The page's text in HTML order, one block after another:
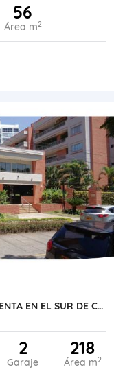
56
Área m2
APARTAMENTO PARA LA VENTA EN EL SUR DE CALI BARRIO PANCE UNIDAD 218 M2
2
Garaje
218
Área m2